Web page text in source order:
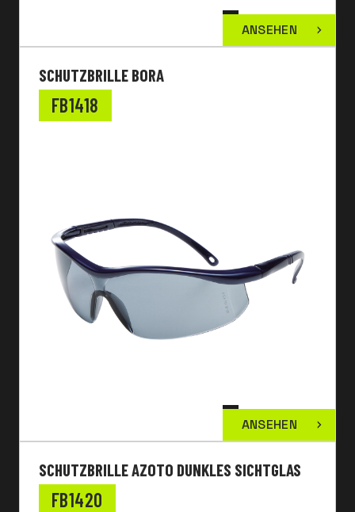
ANSEHEN
SCHUTZBRILLE BORA
FB1418
ANSEHEN
SCHUTZBRILLE AZOTO DUNKLES SICHTGLAS
FB1420